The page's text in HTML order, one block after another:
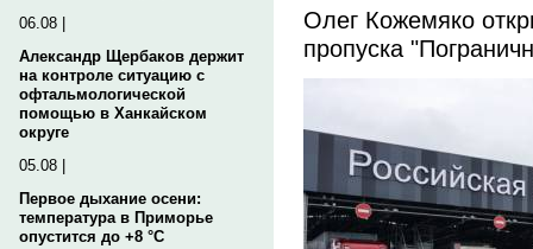
06.08 |
Александр Щербаков держит
на контроле ситуацию с
офтальмологической
помощью в Ханкайском
округе
05.08 |
Первое дыхание осени:
температура в Приморье
опустится до +8 °C
Олег Кожемяко
пропуска